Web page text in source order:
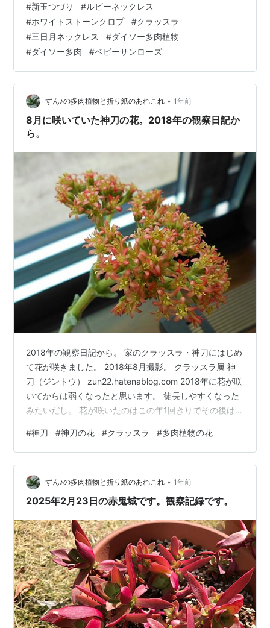
ホームプラザナフコ東大分店 ナフコツーワンスタイル鶴
崎店 ナフコツーワンスタイル西大分店 ネックレスを植え
替え ベビーサンローズ植え替え ダイソーで関連用品購入
ナフコに行ってみたら徒長したり傷んだりした多肉植物
が特価で売られてた。時系列的には「ナフコで目星→ダ
イソーで購入→ナフコ…
#新玉つづり #ルビーネックレス
#ホワイトストーンクロプ #クラッスラ
#三日月ネックレス #ダイソー多肉植物
#ダイソー多肉 #ベビーサンローズ
ずん♪の多肉植物と折り紙のあれこれ • 1年前
8月に咲いていた神刀の花。2018年の観察日記か
ら。
2018年の観察日記から。 家のクラッスラ・神刀にはじめ
て花が咲きました。 2018年8月撮影。 クラッスラ属 神
刀（ジントウ） zun22.hatenablog.com 2018年に花が咲
いてからは弱くなったと思います。 徒長しやすくなった
みたいだし。 花が咲いたのはこの年1回きりでその後は花
物)クラッスラ ナポレオンハット(ファルカータ 神刀) 3号
(1鉢) CHARM Amazon 今は色々な種類があり過ぎると思
うの。 ランキング参加中多肉植物＆サボテン ランキング
参加中写真・カメラ ランキング参加中植物 【広告】
#神刀 #神刀の花 #クラッスラ #多肉植物の花
ずん♪の多肉植物と折り紙のあれこれ • 1年前
2025年2月23日の赤鬼城です。観察記録です。